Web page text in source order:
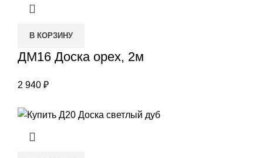
В КОРЗИНУ
ДМ16 Доска орех, 2м
2 940 ₽